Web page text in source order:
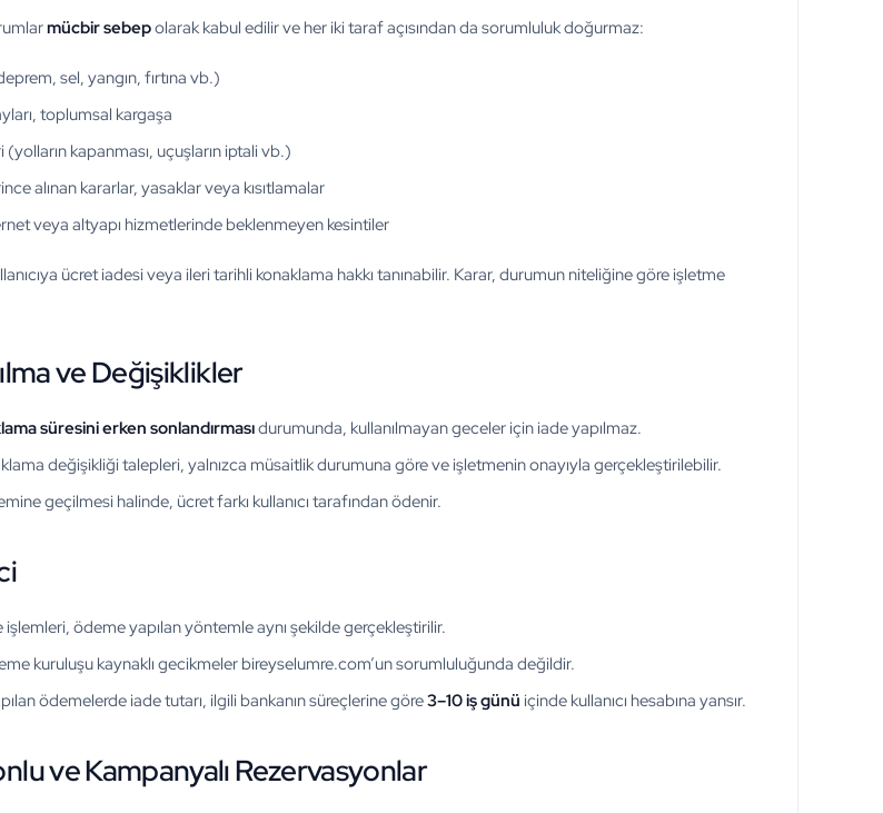
mücbir sebepolarak kabul edilir ve her iki taraf açısından da sorumluluk doğurmaz:
sel, yangın, fırtına vb.)
toplumsal kargaşa
(yolların kapanması, uçuşların iptali vb.)
alınan kararlar, yasaklar veya kısıtlamalar
veya altyapı hizmetlerinde beklenmeyen kesintiler
ücret iadesi veya ileri tarihli konaklama hakkı tanınabilir. Karar, durumun niteliğine göre işletme
ve Değişiklikler
süresini erken sonlandırmasıdurumunda, kullanılmayan geceler için iade yapılmaz.
değişikliği talepleri, yalnızca müsaitlik durumuna göre ve işletmenin onayıyla gerçekleştirilebilir.
geçilmesi halinde, ücret farkı kullanıcı tarafından ödenir.
ödeme yapılan yöntemle aynı şekilde gerçekleştirilir.
kuruluşu kaynaklı gecikmeler bireyselumre.com’un sorumluluğunda değildir.
ödemelerde iade tutarı, ilgili bankanın süreçlerine göre3–10 iş günü içinde kullanıcı hesabına yansır.
ve Kampanyalı Rezervasyonlar